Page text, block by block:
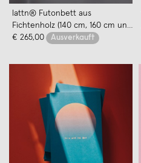
lattn® Futonbett aus
Fichtenholz (140 cm, 160 cm und
180 cm)
€ 265,00 Ausverkauft